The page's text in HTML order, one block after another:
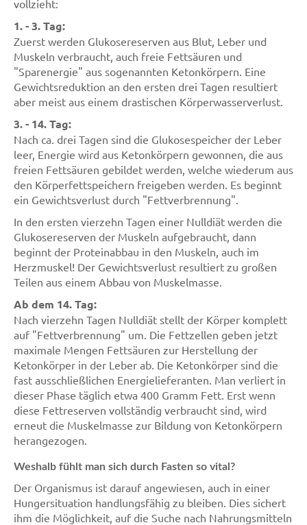
vollzieht:
1. - 3. Tag:
Zuerst werden Glukosereserven aus Blut, Leber und
Muskeln verbraucht, auch freie Fettsäuren und
"Sparenergie" aus sogenannten Ketonkörpern. Eine
Gewichtsreduktion an den ersten drei Tagen resultiert
aber meist aus einem drastischen Körperwasserverlust.
3. - 14. Tag:
Nach ca. drei Tagen sind die Glukosespeicher der Leber
leer, Energie wird aus Ketonkörpern gewonnen, die aus
freien Fettsäuren gebildet werden, welche wiederum aus
den Körperfettspeichern freigeben werden. Es beginnt
ein Gewichtsverlust durch "Fettverbrennung".
In den ersten vierzehn Tagen einer Nulldiät werden die
Glukosereserven der Muskeln aufgebraucht, dann
beginnt der Proteinabbau in den Muskeln, auch im
Herzmuskel! Der Gewichtsverlust resultiert zu großen
Teilen aus einem Abbau von Muskelmasse.
Ab dem 14. Tag:
Nach vierzehn Tagen Nulldiät stellt der Körper komplett
auf "Fettverbrennung" um. Die Fettzellen geben jetzt
maximale Mengen Fettsäuren zur Herstellung der
Ketonkörper in der Leber ab. Die Ketonkörper sind die
fast ausschließlichen Energielieferanten. Man verliert in
dieser Phase täglich etwa 400 Gramm Fett. Erst wenn
diese Fettreserven vollständig verbraucht sind, wird
erneut die Muskelmasse zur Bildung von Ketonkörpern
herangezogen.
Weshalb fühlt man sich durch Fasten so vital?
Der Organismus ist darauf angewiesen, auch in einer
Hungersituation handlungsfähig zu bleiben. Dies sichert
ihm die Möglichkeit, auf die Suche nach Nahrungsmitteln